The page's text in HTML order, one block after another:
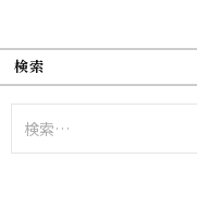
検索
索: